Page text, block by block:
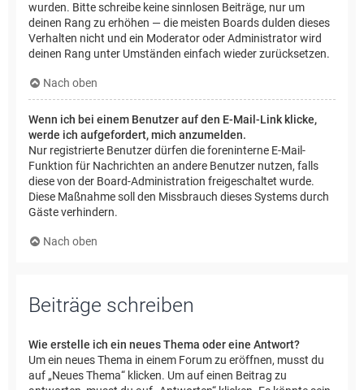
wurden. Bitte schreibe keine sinnlosen Beiträge, nur um
deinen Rang zu erhöhen — die meisten Boards dulden dieses
Verhalten nicht und ein Moderator oder Administrator wird
deinen Rang unter Umständen einfach wieder zurücksetzen.
Nach oben
Wenn ich bei einem Benutzer auf den E-Mail-Link klicke,
werde ich aufgefordert, mich anzumelden.
Nur registrierte Benutzer dürfen die foreninterne E-Mail-
Funktion für Nachrichten an andere Benutzer nutzen, falls
diese von der Board-Administration freigeschaltet wurde.
Diese Maßnahme soll den Missbrauch dieses Systems durch
Gäste verhindern.
Nach oben
Beiträge schreiben
Wie erstelle ich ein neues Thema oder eine Antwort?
Um ein neues Thema in einem Forum zu eröffnen, musst du
auf „Neues Thema“ klicken. Um auf einen Beitrag zu